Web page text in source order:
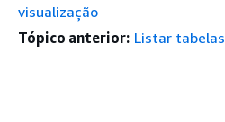
visualização
Tópico anterior: Listar tabelas